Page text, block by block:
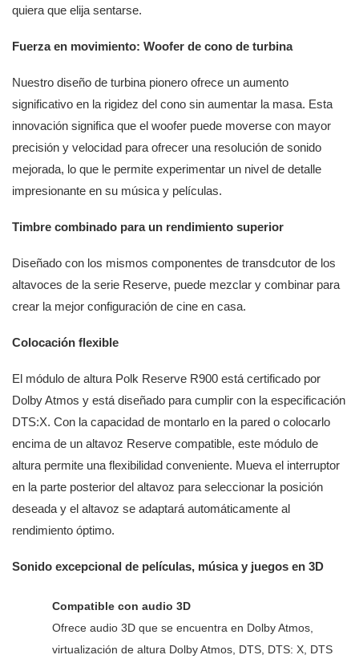
quiera que elija sentarse.
Fuerza en movimiento: Woofer de cono de turbina
Nuestro diseño de turbina pionero ofrece un aumento
significativo en la rigidez del cono sin aumentar la masa. Esta
innovación significa que el woofer puede moverse con mayor
precisión y velocidad para ofrecer una resolución de sonido
mejorada, lo que le permite experimentar un nivel de detalle
impresionante en su música y películas.
Timbre combinado para un rendimiento superior
Diseñado con los mismos componentes de transdcutor de los
altavoces de la serie Reserve, puede mezclar y combinar para
crear la mejor configuración de cine en casa.
Colocación flexible
El módulo de altura Polk Reserve R900 está certificado por
Dolby Atmos y está diseñado para cumplir con la especificación
DTS:X. Con la capacidad de montarlo en la pared o colocarlo
encima de un altavoz Reserve compatible, este módulo de
altura permite una flexibilidad conveniente. Mueva el interruptor
en la parte posterior del altavoz para seleccionar la posición
deseada y el altavoz se adaptará automáticamente al
rendimiento óptimo.
Sonido excepcional de películas, música y juegos en 3D
Compatible con audio 3D
Ofrece audio 3D que se encuentra en Dolby Atmos,
virtualización de altura Dolby Atmos, DTS, DTS: X, DTS